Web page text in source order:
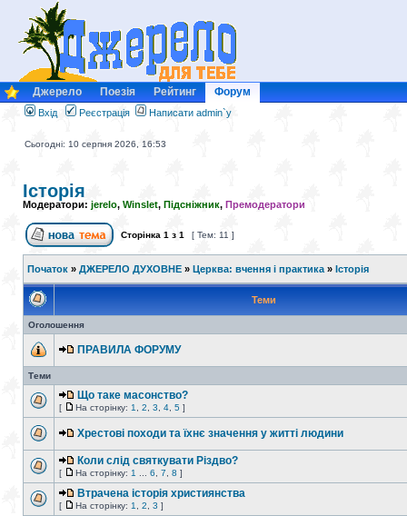
Джерело Поезія Рейтинг Форум
Вхід Реєстрація Написати admin`у
Сьогодні: 10 серпня 2026, 16:53
Історія
Модератори: jerelo, Winslet, Підсніжник, Премодератори
Сторінка 1 з 1 [ Тем: 11 ]
Початок » ДЖЕРЕЛО ДУХОВНЕ » Церква: вчення і практика » Історія
Теми
Оголошення
ПРАВИЛА ФОРУМУ
Теми
Що таке масонство?
[ На сторінку: 1 2 3 4 5 ]
Хрестові походи та їхнє значення у житті людини
Коли слід святкувати Різдво?
[ На сторінку: 1 6 7 8 ]
Втрачена iсторiя християнства
[ На сторінку: 1 2 3 ]